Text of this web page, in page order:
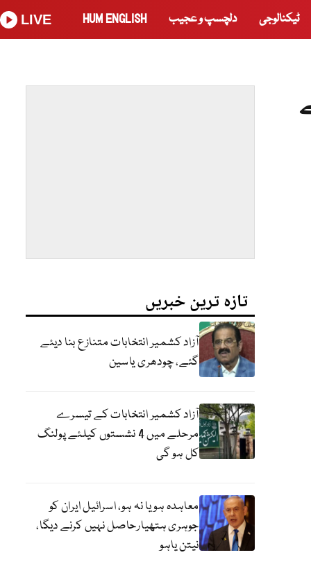
ٹیکنالوجی دلچسپ و عجیب HUM ENGLISH
LIVE
تازہ ترین خبریں
آزاد کشمیر انتخابات متنازع بنا دیئے
گئے، چودھری یاسین
آزاد کشمیر انتخابات کے تیسرے
مرحلے میں 4 نشستوں کیلئے پولنگ
کل ہو گی
معاہدہ ہو یا نہ ہو، اسرائیل ایران کو
جوہری ہتھیارحاصل نہیں کرنے دیگا،
نیتن یاہو